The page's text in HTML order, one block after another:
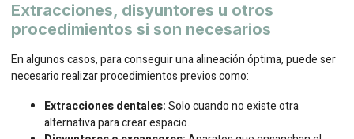
Extracciones, disyuntores u otros
procedimientos si son necesarios
En algunos casos, para conseguir una alineación óptima, puede ser
necesario realizar procedimientos previos como:
Extracciones dentales:Solo cuando no existe otra
alternativa para crear espacio.